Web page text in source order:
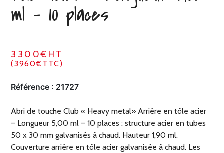
ml – 10 places
3300€HT
(3960€TTC)
Référence : 21727
Abri de touche Club « Heavy metal» Arrière en tôle acier
– Longueur 5,00 ml – 10 places : structure acier en tubes
50 x 30 mm galvanisés à chaud. Hauteur 1,90 ml.
Couverture arrière en tôle acier galvanisée à chaud. Les